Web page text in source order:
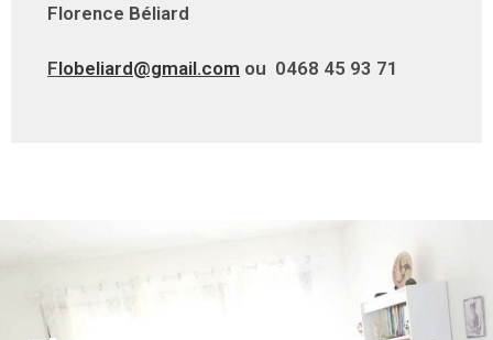
Florence Béliard
Flobeliard@gmail.com ou 0468 45 93 71